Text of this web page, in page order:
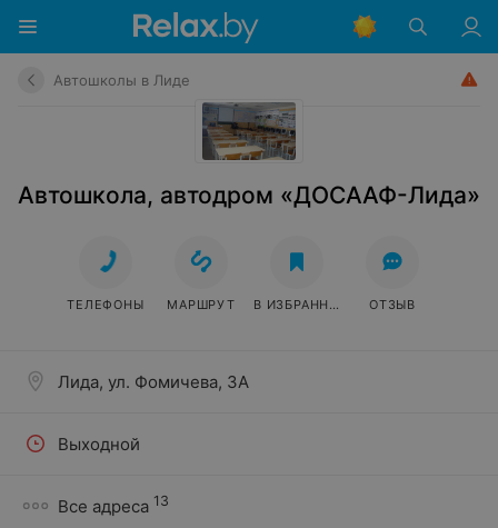
Автошколы в Лиде
Автошкола, автодром «ДОСААФ-Лида»
Лида, ул. Фомичева, 3А
Выходной
Все адреса 13
ТЕЛЕФОНЫ МАРШРУТ В ИЗБРАННОЕ ОТЗЫВ